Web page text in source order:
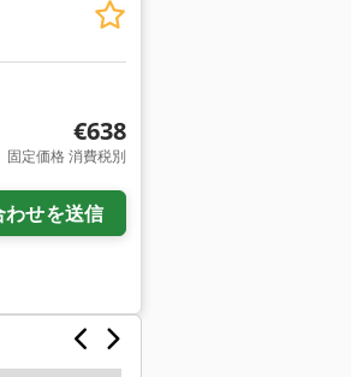
€638
固定価格 消費税別
わせを送信